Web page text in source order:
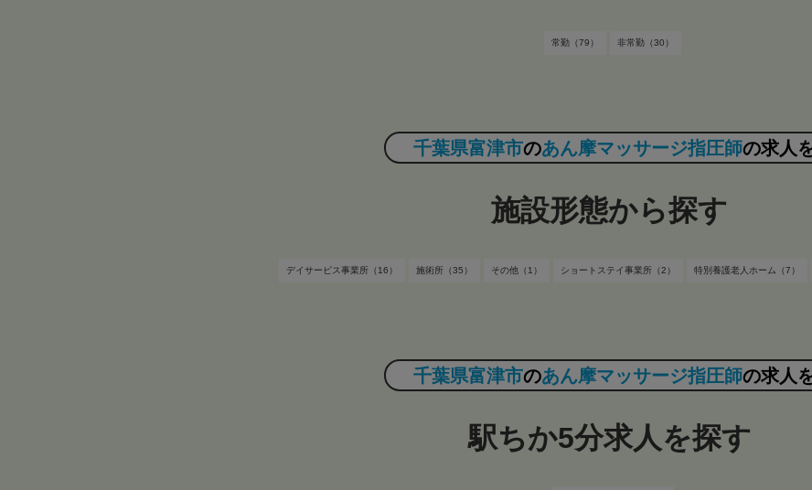
常勤（79） 非常勤（30）
千葉県富津市のあん摩マッサージ指圧師の求人
施設形態から探す
デイサービス事業所（16） 施術所（35） その他（1） ショートステイ事業所（2） 特別養護老人ホーム（7）
千葉県富津市のあん摩マッサージ指圧師の求人
駅ちか5分求人を探す